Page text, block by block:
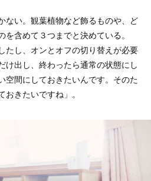
ない。観葉植物など飾るものや、ど
含めて３つまでと決めている。
たし、オンとオフの切り替えが必要
け出し、終わったら通常の状態にし
空間にしておきたいんです。そのた
きたいですね」。